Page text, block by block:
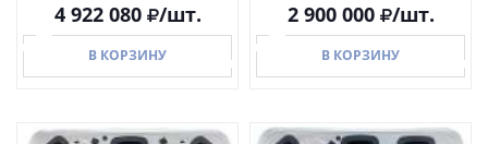
4 922 080 /шт.
В КОРЗИНУ
2 900 000 /шт.
В КОРЗИНУ